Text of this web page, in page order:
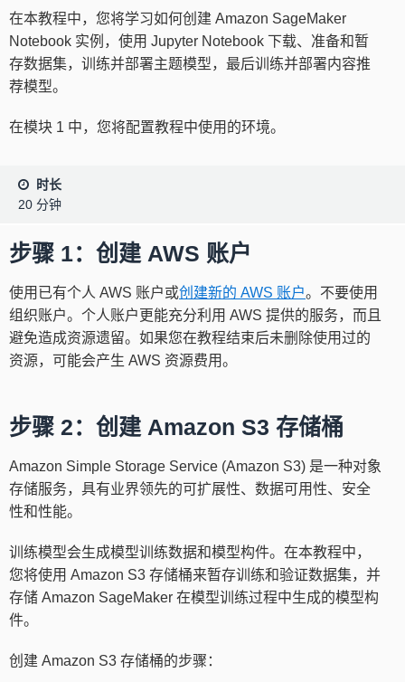
在本教程中，您将学习如何创建 Amazon SageMaker
Notebook 实例，使用 Jupyter Notebook 下载、准备和暂
存数据集，训练并部署主题模型，最后训练并部署内容推
荐模型。
在模块 1 中，您将配置教程中使用的环境。
时长
20 分钟
步骤 1：创建 AWS 账户
使用已有个人 AWS 账户或创建新的 AWS 账户。不要使用
组织账户。个人账户更能充分利用 AWS 提供的服务，而且
避免造成资源遗留。如果您在教程结束后未删除使用过的
资源，可能会产生 AWS 资源费用。
步骤 2：创建 Amazon S3 存储桶
Amazon Simple Storage Service (Amazon S3) 是一种对象
存储服务，具有业界领先的可扩展性、数据可用性、安全
性和性能。
训练模型会生成模型训练数据和模型构件。在本教程中，
您将使用 Amazon S3 存储桶来暂存训练和验证数据集，并
存储 Amazon SageMaker 在模型训练过程中生成的模型构
件。
创建 Amazon S3 存储桶的步骤：